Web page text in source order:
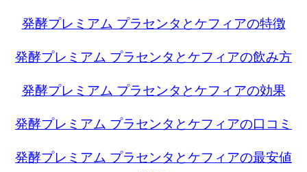
発酵プレミアム プラセンタとケフィアの特徴
発酵プレミアム プラセンタとケフィアの飲み方
発酵プレミアム プラセンタとケフィアの効果
発酵プレミアム プラセンタとケフィアの口コミ
発酵プレミアム プラセンタとケフィアの最安値